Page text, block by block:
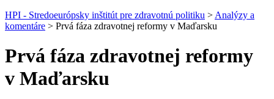
HPI - Stredoeurópsky inštitút pre zdravotnú politiku > Analýzy a
komentáre > Prvá fáza zdravotnej reformy v Maďarsku
Prvá fáza zdravotnej reformy
v Maďarsku